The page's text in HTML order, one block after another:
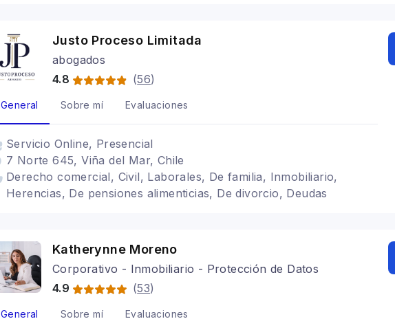
Justo Proceso Limitada
abogados
4.8
(56)
General Sobre mí Evaluaciones
Servicio Online, Presencial
7 Norte 645, Viña del Mar, Chile
Derecho comercial, Civil, Laborales, De familia, Inmobiliario,
Herencias, De pensiones alimenticias, De divorcio, Deudas
Katherynne Moreno
Corporativo - Inmobiliario - Protección de Datos
4.9
(53)
General Sobre mí Evaluaciones